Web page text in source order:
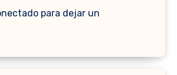
para dejar un